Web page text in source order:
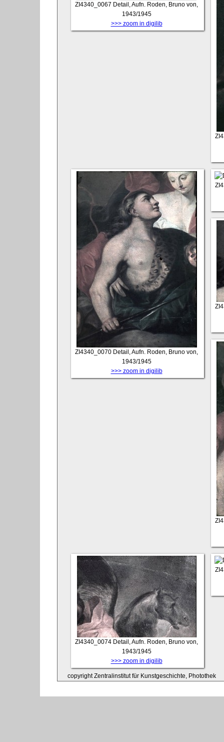
ZI4340_0067 Detail, Aufn. Roden, Bruno von,
1943/1945
>>> zoom in digilib
ZI4340_0070 Detail, Aufn. Roden, Bruno von,
1943/1945
>>> zoom in digilib
ZI4340_0074 Detail, Aufn. Roden, Bruno von,
1943/1945
>>> zoom in digilib
copyright Zentralinstitut für Kunstgeschichte, Photothek